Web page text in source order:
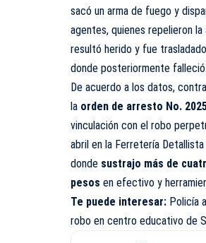
sacó un arma de fuego y
agentes, quienes repelieron la
resultó herido y fue
donde posteriormente falleció.
De acuerdo a los datos,
la orden de arresto No.
vinculación con el robo
abril en la Ferretería Detallista
donde sustrajo más de
pesos en efectivo y
Te puede interesar: Policía
robo en centro educativo de